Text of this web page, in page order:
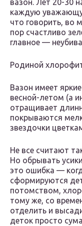
вазон. Лет 20-30
каждую
что говорить, во
пор счастливо
главное —
Родиной
Вазон имеет
весной-летом (а
отращивает
покрываются
звездочки
Не все считают
Но обрывать
это ошибка —
сформируются
потомством,
тому же, со
отделить и
деток просто